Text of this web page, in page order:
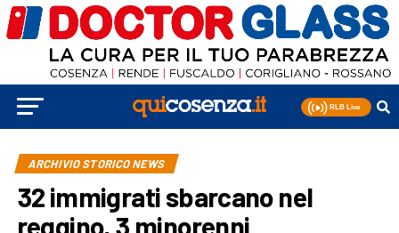
ARCHIVIO STORICO NEWS
32 immigrati sbarcano nel
reggino, 3 minorenni